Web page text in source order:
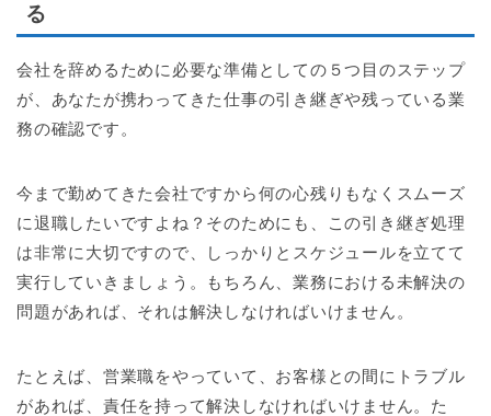
る
会社を辞めるために必要な準備としての５つ目のステップ
が、あなたが携わってきた仕事の引き継ぎや残っている業
務の確認です。
今まで勤めてきた会社ですから何の心残りもなくスムーズ
に退職したいですよね？そのためにも、この引き継ぎ処理
は非常に大切ですので、しっかりとスケジュールを立てて
実行していきましょう。もちろん、業務における未解決の
問題があれば、それは解決しなければいけません。
たとえば、営業職をやっていて、お客様との間にトラブル
があれば、責任を持って解決しなければいけません。た